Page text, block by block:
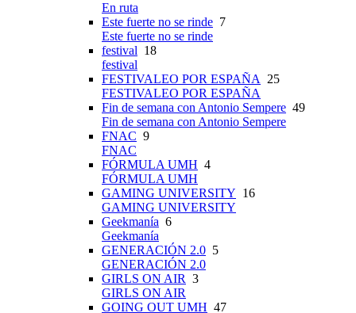
En ruta
Este fuerte no se rinde 7
Este fuerte no se rinde
festival 18
festival
FESTIVALEO POR ESPAÑA
25
FESTIVALEO POR ESPAÑA
Fin de semana con Antonio Sempere 49
Fin de semana con Antonio Sempere
FNAC 9
FNAC
FÓRMULA UMH 4
FÓRMULA UMH
GAMING UNIVERSITY 16
GAMING UNIVERSITY
Geekmanía 6
Geekmanía
GENERACIÓN 2.0 5
GENERACIÓN 2.0
GIRLS ON AIR 3
GIRLS ON AIR
GOING OUT UMH 47